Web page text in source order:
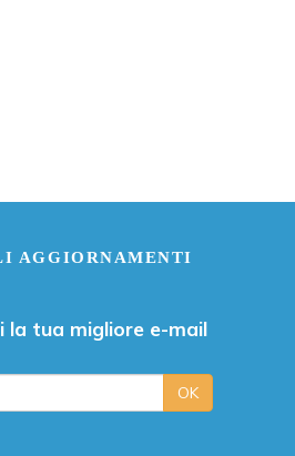
AGGIORNAMENTI
la tua migliore e-mail
OK